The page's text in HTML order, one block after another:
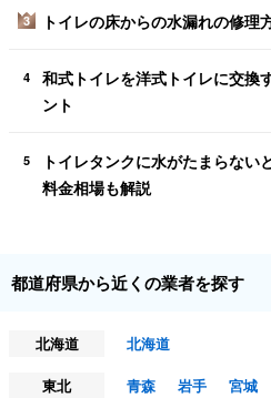
3 トイレの床からの水漏れの修理
4
和式トイレを洋式トイレに交換
ント
5
トイレタンクに水がたまらない
料金相場も解説
都道府県から近くの業者を探す
北海道
北海道
東北
青森 岩手 宮城